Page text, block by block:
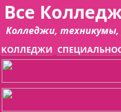
Все
Колледжи,
КОЛЛЕДЖИ